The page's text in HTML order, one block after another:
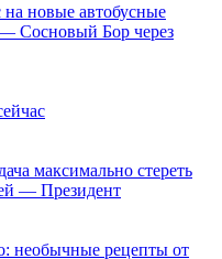
на новые автобусные
Сосновый Бор через
максимально стереть
— Президент
необычные рецепты от